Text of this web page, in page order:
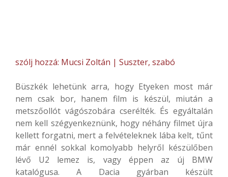
szólj hozzá: Mucsi Zoltán | Suszter, szabó
Büszkék lehetünk arra, hogy Etyeken most már
nem csak bor, hanem film is készül, miután a
metszőollót vágószobára cserélték. És egyáltalán
nem kell szégyenkeznünk, hogy néhány filmet újra
kellett forgatni, mert a felvételeknek lába kelt, tűnt
már ennél sokkal komolyabb helyről készülőben
lévő U2 lemez is, vagy éppen az új BMW
katalógusa. A Dacia gyárban készült